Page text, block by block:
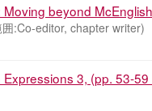
beyond McEnglish
:Co-editor, chapter writer)
3, (pp. 53-